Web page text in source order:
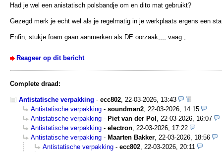
Had je wel een anistatisch polsbandje om en dito mat gebruikt?
Gezegd merk je echt wel als je regelmatig in je werkplaats ergens een
Enfin, stukje foam gaan aanmerken als DE oorzaak,,,, vaag.,
Reageer op dit bericht
Complete draad:
Antistatische verpakking - ecc802, 22-03-2026, 13:43
Antistatische verpakking - soundman2, 22-03-2026, 14:15
Antistatische verpakking - Piet van der Pol , 22-03-2026, 16:07
Antistatische verpakking - electron, 22-03-2026, 17:22
Antistatische verpakking - Maarten Bakker, 22-03-2026, 18:56
Antistatische verpakking - ecc802, 22-03-2026, 20:11